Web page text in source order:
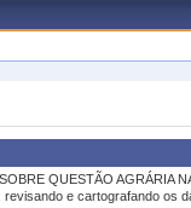
QUESTÃO AGRÁRIA
e cartografando os